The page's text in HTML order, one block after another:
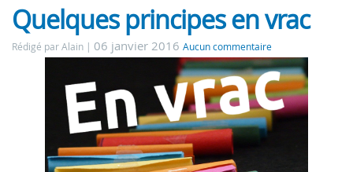
Quelques principes en vrac
Rédigé par Alain 06 janvier 2016 Aucun commentaire